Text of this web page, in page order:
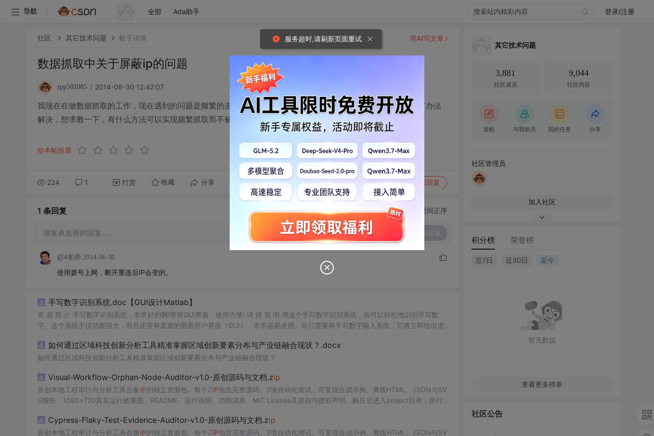
导航 全部 Ada助手 登录/注册
社区 其它技术问题 帖子详情
数据抓取中关于屏蔽ip的问题
zpp501085 2014-06-30 12:42:07
我现在在做数据抓取的工作，现在遇到的问题是频繁的去抓取网页的数据时，出现了封ip的现象，使用代理也没有办法
解决，想求教一下，有什么方法可以实现频繁抓取而不被屏蔽ip
给本帖投票
224 1 打赏 收藏 分享 转发到动态 举报 写回复
用AI写文章
1 条回复 切换为时间正序
请发表友善的回复…
赵4老师 2014-06-30
使用拨号上网，断开重连后IP会变的。
手写数字识别系统.doc【GUI设计Matlab】
资 源 简 介 手写数字识别系统，非常好的啊!带有GUI界面，使用方便! 详 情 说 明 用这个手写数字识别系统，你可以轻松地识别手写数
字。这个系统不仅功能强大，而且还带有直观的图形用户界面（GUI），非常容易使用。你只需要将手写数字输入系统，它将立即给出准确
便和实用的工具，你一定会喜欢它的！
如何通过区域科技创新分析工具精准掌握区域创新要素分布与产业链融合现状？.docx
如何通过区域科技创新分析工具精准掌握区域创新要素分布与产业链融合现状？
Visual-Workflow-Orphan-Node-Auditor-v1.0-原创源码与文档.zip
原创本地工程审计与分析工具合集 中的独立资源包。每个ZIP包含完整源码、3项自动化测试、可复现合成示例、离线HTML、JSON与SV
G报告、1080×720真实运行效果图、README、运行说明、功能清单、MIT License及原创与授权声明。解压后进入project目录，执行np
源码、Logo、官方截图、论文、生产日志或其他受限素材。适合前端开发、AI应用工程、测试审计和课程实践。
Cypress-Flaky-Test-Evidence-Auditor-v1.0-原创源码与文档.zip
原创本地工程审计与分析工具合集 中的独立资源包。每个ZIP包含完整源码、3项自动化测试、可复现合成示例、离线HTML、JSON与SV
其它技术问题
3,881
社区成员
9,044
社区内容
发帖 与我相关 我的任务 分享
社区管理员
加入社区
积分榜 荣誉榜
近7日 近30日 至今
暂无数据
查看更多榜单
社区公告
服务超时,请刷新页面重试